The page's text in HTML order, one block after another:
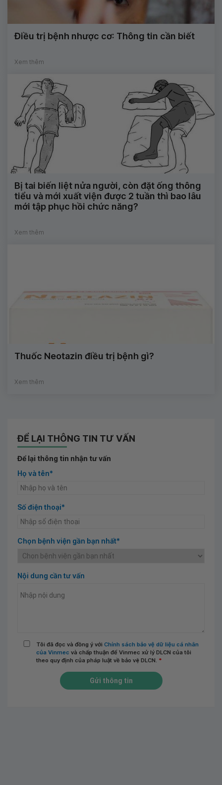
Điều trị bệnh nhược cơ: Thông tin cần biết
Xem thêm
Bị tai biến liệt nửa người, còn đặt ống thông
tiểu và mới xuất viện được 2 tuần thì bao lâu
mới tập phục hồi chức năng?
Xem thêm
Thuốc Neotazin điều trị bệnh gì?
Xem thêm
ĐỂ LẠI THÔNG TIN TƯ VẤN
Để lại thông tin nhận tư vấn
Họ và tên*
Số điện thoại*
Chọn bệnh viện gần bạn nhất*
Nội dung cần tư vấn
Tôi đã đọc và đồng ý với Chính sách bảo vệ dữ liệu cá nhân
của Vinmec và chấp thuận để Vinmec xử lý DLCN của tôi
theo quy định của pháp luật về bảo vệ DLCN. *
Gửi thông tin